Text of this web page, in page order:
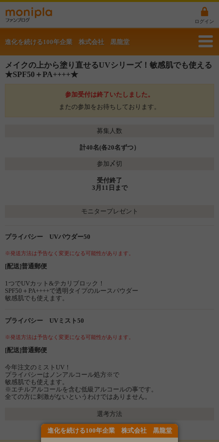
ログイン
進化を続ける100年企業 株式会社 黒龍堂
メイクの上から塗り直せるUVシリーズ！敏感肌でも使える
★SPF50＋PA++++★
参加受付は終了いたしました。
またの参加をお待ちしております。
募集人数
計40名(各20名ずつ）
参加〆切
受付終了
3月11日まで
モニタープレゼント
プライバシー UVパウダー50
※発送方法は予告なく変更になる可能性があります。
[配送]普通郵便
1つでUVカット&テカリブロック！
SPF50＋PA++++で透明タイプのルースパウダー
敏感肌でも使えます。
プライバシー UVミスト50
※発送方法は予告なく変更になる可能性があります。
[配送]普通郵便
今年注文のミストUV！
プライバシーはノンアルコール処方※で
敏感肌でも使えます。
※エチルアルコールを含む低級アルコールの事です。
全ての方に刺激がないというわけではありません。
選考方法
選考 発表日：3月12日(水)
進化を続ける100年企業 株式会社 黒龍堂